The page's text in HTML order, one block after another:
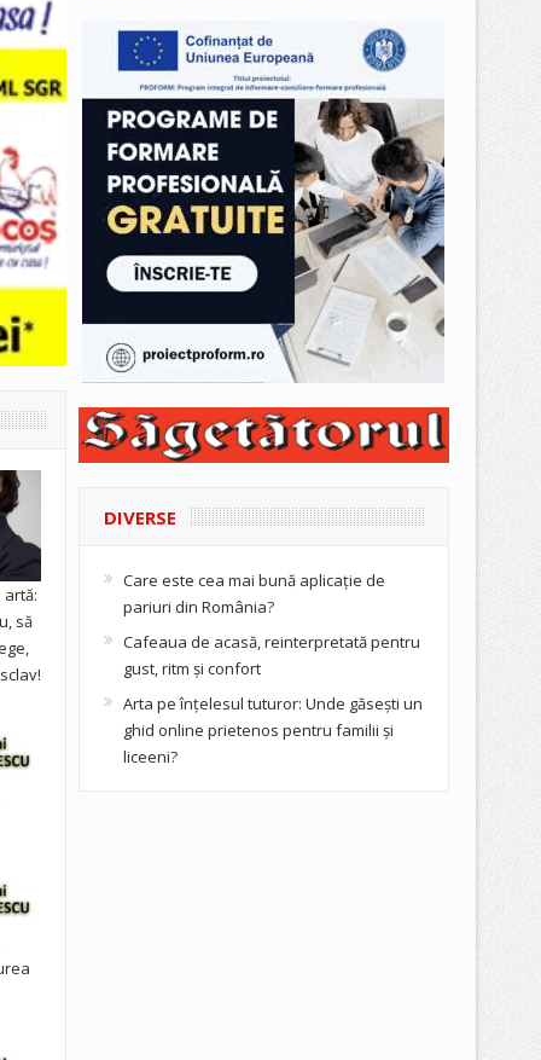
să
DIVERSE
Care este cea mai bună aplicație de
pariuri din România?
Cafeaua de acasă, reinterpretată pentru
gust, ritm și confort
Arta pe înțelesul tuturor: Unde găsești un
ghid online prietenos pentru familii și
liceeni?